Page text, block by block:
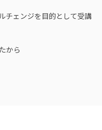
チェンジを目的として受講
から